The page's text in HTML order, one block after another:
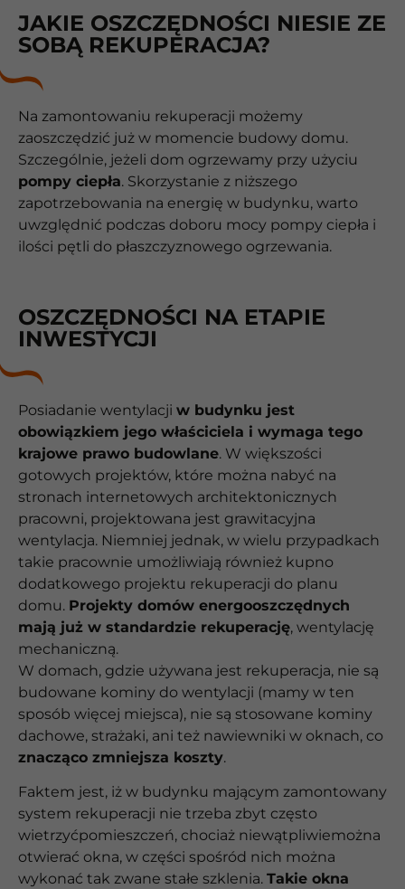
JAKIE OSZCZĘDNOŚCI NIESIE ZE
SOBĄ REKUPERACJA?
Na zamontowaniu rekuperacji możemy
zaoszczędzić już w momencie budowy domu.
Szczególnie, jeżeli dom ogrzewamy przy użyciu
pompy ciepła. Skorzystanie z niższego
zapotrzebowania na energię w budynku, warto
uwzględnić podczas doboru mocy pompy ciepła i
ilości pętli do płaszczyznowego ogrzewania.
OSZCZĘDNOŚCI NA ETAPIE
INWESTYCJI
Posiadanie wentylacji w budynku jest
obowiązkiem jego właściciela i wymaga tego
krajowe prawo budowlane. W większości
gotowych projektów, które można nabyć na
stronach internetowych architektonicznych
pracowni, projektowana jest grawitacyjna
wentylacja. Niemniej jednak, w wielu przypadkach
takie pracownie umożliwiają również kupno
dodatkowego projektu rekuperacji do planu
domu. Projekty domów energooszczędnych
mają już w standardzie rekuperację, wentylację
mechaniczną.
W domach, gdzie używana jest rekuperacja, nie są
budowane kominy do wentylacji (mamy w ten
sposób więcej miejsca), nie są stosowane kominy
dachowe, strażaki, ani też nawiewniki w oknach, co
znacząco zmniejsza koszty.
Faktem jest, iż w budynku mającym zamontowany
system rekuperacji nie trzeba zbyt często
wietrzyćpomieszczeń, chociaż niewątpliwiemożna
otwierać okna, w części spośród nich można
wykonać tak zwane stałe szklenia. Takie okna